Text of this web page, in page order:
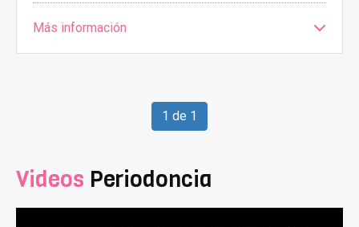
Más información
1 de 1
Videos Periodoncia